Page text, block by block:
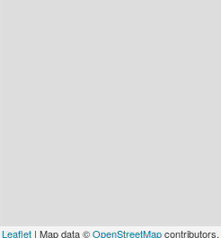
Leaflet| Map data ©OpenStreetMapcontributors,